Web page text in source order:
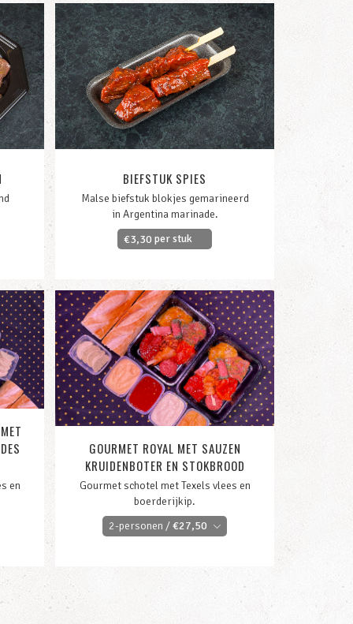
BIEFSTUK SPIES
Malse biefstuk blokjes gemarineerd
in Argentina marinade.
€3,30 per stuk
en
GOURMET ROYAL MET SAUZEN
KRUIDENBOTER EN STOKBROOD
Gourmet schotel met Texels vlees en
boerderijkip.
2-personen /€27,50